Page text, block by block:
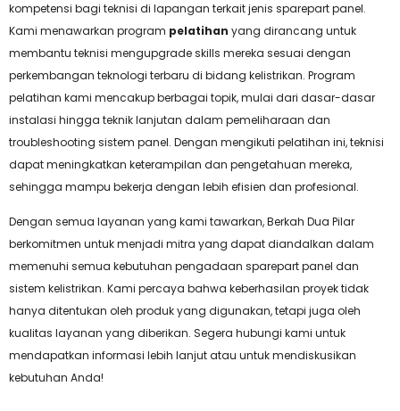
kompetensi bagi teknisi di lapangan terkait jenis sparepart panel.
Kami menawarkan program pelatihan yang dirancang untuk
membantu teknisi mengupgrade skills mereka sesuai dengan
perkembangan teknologi terbaru di bidang kelistrikan. Program
pelatihan kami mencakup berbagai topik, mulai dari dasar-dasar
instalasi hingga teknik lanjutan dalam pemeliharaan dan
troubleshooting sistem panel. Dengan mengikuti pelatihan ini, teknisi
dapat meningkatkan keterampilan dan pengetahuan mereka,
sehingga mampu bekerja dengan lebih efisien dan profesional.
Dengan semua layanan yang kami tawarkan, Berkah Dua Pilar
berkomitmen untuk menjadi mitra yang dapat diandalkan dalam
memenuhi semua kebutuhan pengadaan sparepart panel dan
sistem kelistrikan. Kami percaya bahwa keberhasilan proyek tidak
hanya ditentukan oleh produk yang digunakan, tetapi juga oleh
kualitas layanan yang diberikan. Segera hubungi kami untuk
mendapatkan informasi lebih lanjut atau untuk mendiskusikan
kebutuhan Anda!